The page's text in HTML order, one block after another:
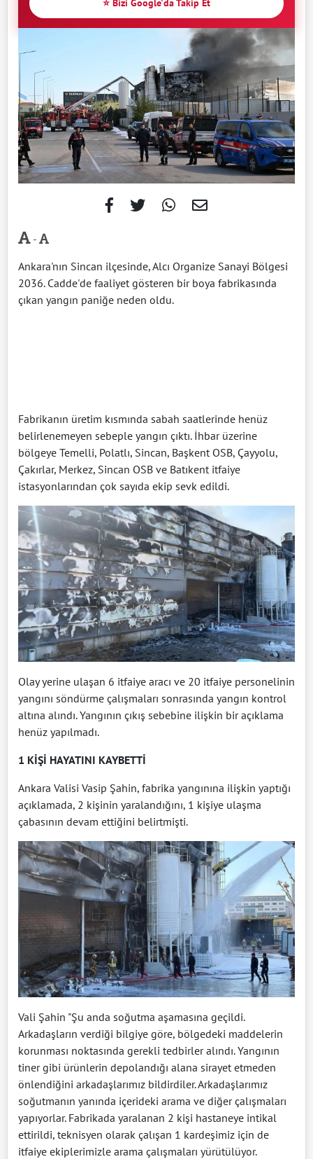
⭐ Bizi Google'da Takip Et
-
Ankara'nın Sincan ilçesinde, Alcı Organize Sanayi Bölgesi
2036. Cadde'de faaliyet gösteren bir boya fabrikasında
çıkan yangın paniğe neden oldu.
Fabrikanın üretim kısmında sabah saatlerinde henüz
belirlenemeyen sebeple yangın çıktı. İhbar üzerine
bölgeye Temelli, Polatlı, Sincan, Başkent OSB, Çayyolu,
Çakırlar, Merkez, Sincan OSB ve Batıkent itfaiye
istasyonlarından çok sayıda ekip sevk edildi.
Olay yerine ulaşan 6 itfaiye aracı ve 20 itfaiye personelinin
yangını söndürme çalışmaları sonrasında yangın kontrol
altına alındı. Yangının çıkış sebebine ilişkin bir açıklama
henüz yapılmadı.
1 KİŞİ HAYATINI KAYBETTİ
Ankara Valisi Vasip Şahin, fabrika yangınına ilişkin yaptığı
açıklamada, 2 kişinin yaralandığını, 1 kişiye ulaşma
çabasının devam ettiğini belirtmişti.
Vali Şahin "Şu anda soğutma aşamasına geçildi.
Arkadaşların verdiği bilgiye göre, bölgedeki maddelerin
korunması noktasında gerekli tedbirler alındı. Yangının
tiner gibi ürünlerin depolandığı alana sirayet etmeden
önlendiğini arkadaşlarımız bildirdiler. Arkadaşlarımız
soğutmanın yanında içerideki arama ve diğer çalışmaları
yapıyorlar. Fabrikada yaralanan 2 kişi hastaneye intikal
ettirildi, teknisyen olarak çalışan 1 kardeşimiz için de
itfaiye ekiplerimizle arama çalışmaları yürütülüyor.